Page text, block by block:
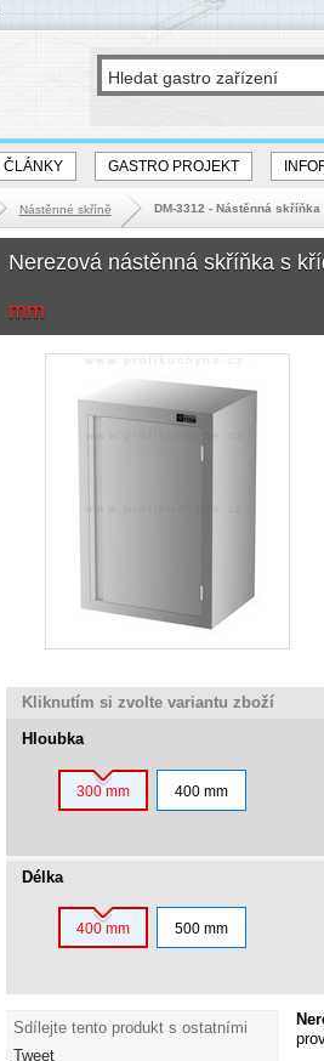
ČLÁNKY GASTRO PROJEKT
Nástěnné skříně DM-3312 - Nástěnná
Nerezová nástěnná skříňka s
mm
Kliknutím si zvolte variantu zboží
Hloubka
300 mm 400 mm
Délka
400 mm 500 mm
Sdílejte tento produkt s ostatními
Tweet